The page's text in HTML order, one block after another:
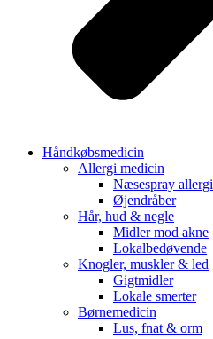
Håndkøbsmedicin
Allergi medicin
Næsespray allergi
Øjendråber
Hår, hud & negle
Midler mod akne
Lokalbedøvende
Knogler, muskler & led
Gigtmidler
Lokale smerter
Børnemedicin
Lus, fnat & orm